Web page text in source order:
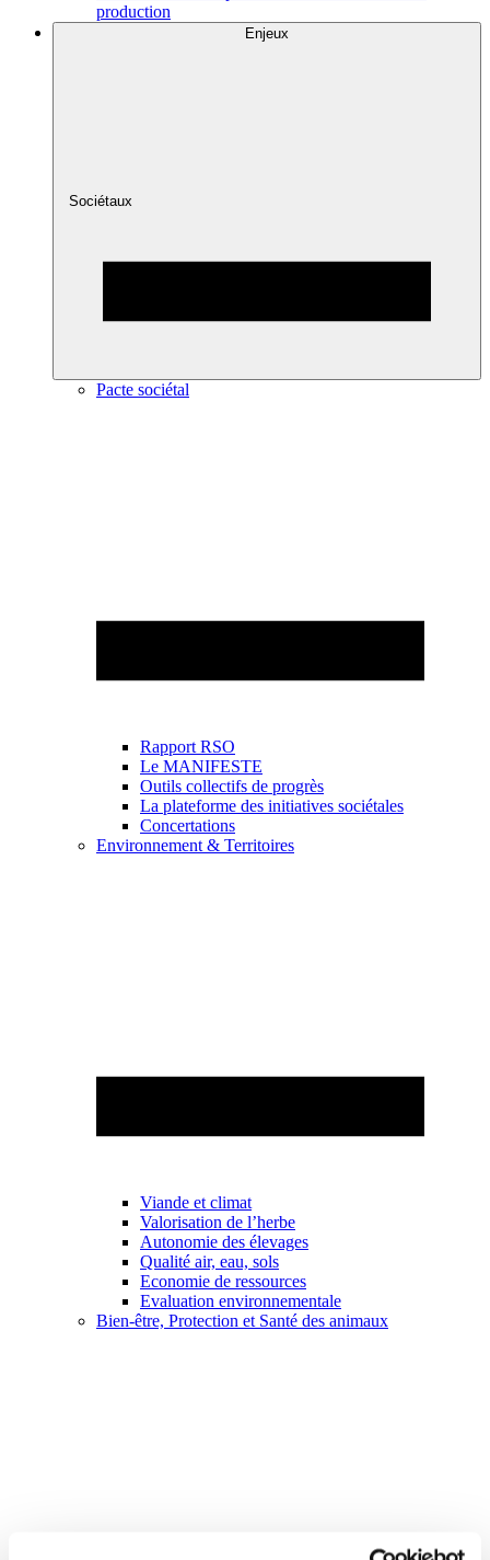
production
Enjeux
Sociétaux
Pacte sociétal
Rapport RSO
Le MANIFESTE
Outils collectifs de progrès
La plateforme des initiatives sociétales
Concertations
Environnement & Territoires
Viande et climat
Valorisation de l’herbe
Autonomie des élevages
Qualité air, eau, sols
Economie de ressources
Evaluation environnementale
Bien-être, Protection et Santé des animaux